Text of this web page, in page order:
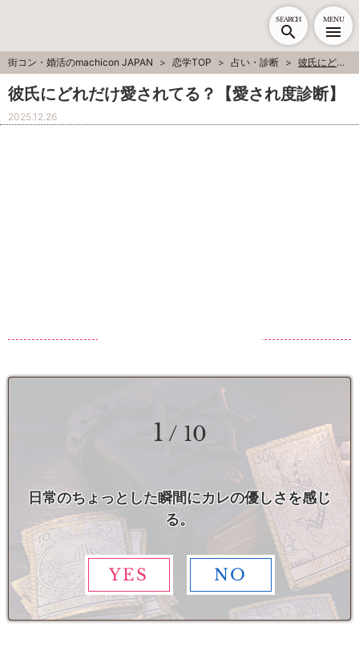
SEARCH MENU
街コン・婚活のmachicon JAPAN 恋学TOP 占い・診断 彼氏にどれだけ愛されてる？【愛され度診断】
彼氏にどれだけ愛されてる？【愛され度診断】
2025.12.26
1 / 10
日常のちょっとした瞬間にカレの優しさを感じ
る。
YES NO